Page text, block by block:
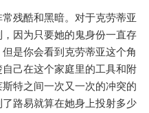
残酷和黑暗。对于克劳蒂亚
因为只要她的鬼身份一直存
是你会看到克劳蒂亚这个角
己在这个家庭里的工具和附
特之间一次又一次的冲突的
路易就算在她身上投射多少